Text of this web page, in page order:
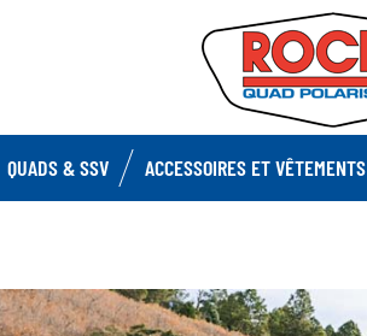
QUADS & SSV ACCESSOIRES ET VÊTEMENTS